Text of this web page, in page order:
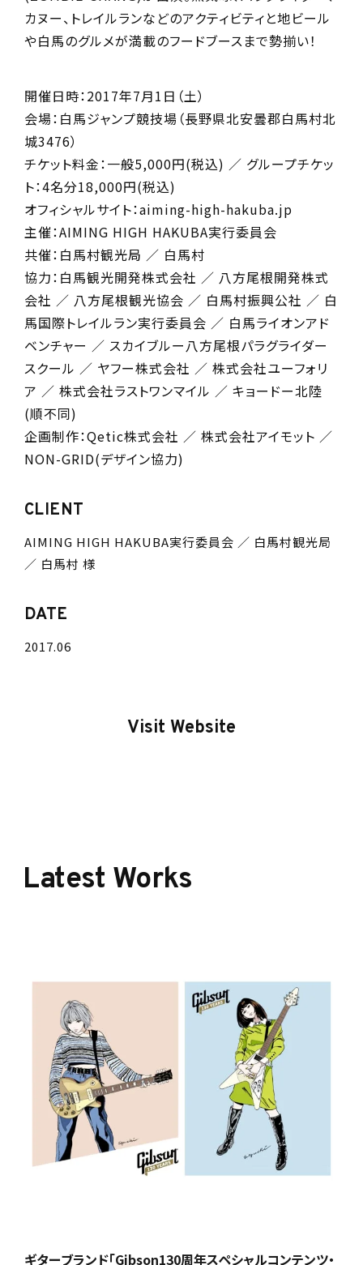
カヌー、トレイルランなどのアクティビティと地ビール
や白馬のグルメが満載のフードブースまで勢揃い！
開催日時：2017年7月1日（土）
会場：白馬ジャンプ競技場（長野県北安曇郡白馬村北
城3476）
チケット料金：一般5,000円(税込) ／ グループチケッ
ト：4名分18,000円(税込)
オフィシャルサイト：aiming-high-hakuba.jp
主催：AIMING HIGH HAKUBA実行委員会
共催：白馬村観光局 ／ 白馬村
協力：白馬観光開発株式会社 ／ 八方尾根開発株式
会社 ／ 八方尾根観光協会 ／ 白馬村振興公社 ／ 白
馬国際トレイルラン実行委員会 ／ 白馬ライオンアド
ベンチャー ／ スカイブルー八方尾根パラグライダー
スクール ／ ヤフー株式会社 ／ 株式会社ユーフォリ
ア ／ 株式会社ラストワンマイル ／ キョードー北陸
(順不同)
企画制作：Qetic株式会社 ／ 株式会社アイモット ／
NON-GRID(デザイン協力)
CLIENT
AIMING HIGH HAKUBA実行委員会 ／ 白馬村観光局
／ 白馬村 様
DATE
2017.06
Visit Website
Latest Works
ギターブランド「Gibson130周年スペシャルコンテンツ・